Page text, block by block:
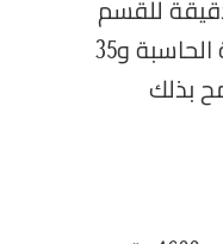
دقيقة (45 دقيقة للقسم
الذي يسمح باستخدام الآلة الحاسبة و35
بذلك